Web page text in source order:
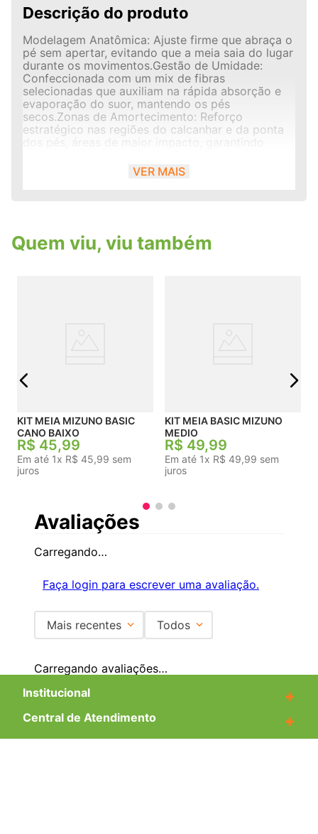
Descrição do produto
Modelagem Anatômica: Ajuste firme que abraça o
pé sem apertar, evitando que a meia saia do lugar
durante os movimentos.Gestão de Umidade:
Confeccionada com um mix de fibras
selecionadas que auxiliam na rápida absorção e
evaporação do suor, mantendo os pés
secos.Zonas de Amortecimento: Reforço
estratégico nas regiões do calcanhar e da ponta
dos pés, áreas de maior impacto, garantindo
Invisível/Sapatilha: Altura ideal que protege o
tendão contra o atrito do calçado, mantendo uma
estabilidade e o ajuste geral da meia.Costura
Suave: Acabamento planejado para reduzir os
pontos de fricção na área dos dedos, prevenindo
VER MAIS
Quem viu, viu também
KIT MEIA MIZUNO BASIC
CANO BAIXO
R$ 45,99
Em até 1x R$ 45,99 sem
juros
KIT MEIA BASIC MIZUNO
MEDIO
R$ 49,99
Em até 1x R$ 49,99 sem
juros
Avaliações
Carregando…
Faça login para escrever uma avaliação.
Mais recentes Todos
Carregando avaliações…
Institucional
+
Central de Atendimento +